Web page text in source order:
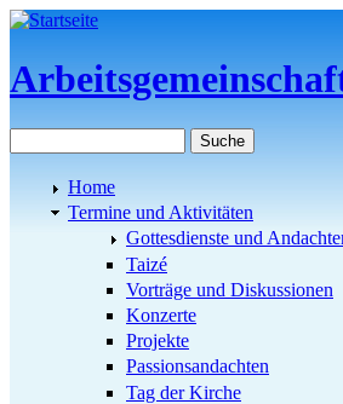
Direkt zum Inhalt
Home
Termine und Aktivitäten
Gottesdienste und
Taizé
Vorträge und Diskussionen
Konzerte
Projekte
Passionsandachten
Tag der Kirche